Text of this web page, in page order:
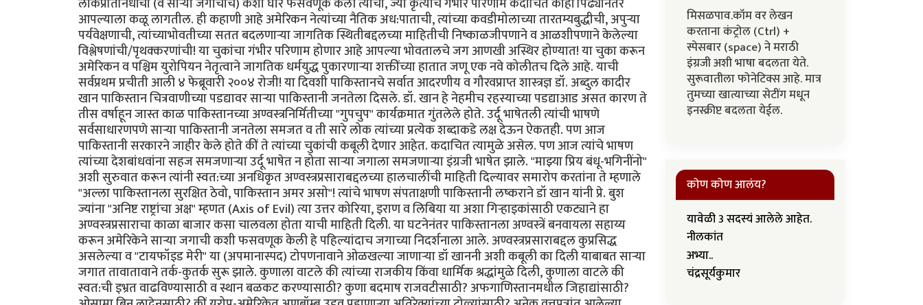
मिसळपाव.कॉम वर लेखन
करताना कंट्रोल (Ctrl) +
स्पेसबार (space) ने मराठी
इंग्रजी अशी भाषा बदलता येते.
सुरूवातीला फोनेटिक्स आहे. मात्र
तुमच्या खात्याच्या सेटींग मधून
इनस्क्रीप्ट बदलता येईल.
कोण कोण आलंय?
यावेळी 3 सदस्यं आलेले आहेत.
नीलकांत
अभ्या..
चंद्रसूर्यकुमार